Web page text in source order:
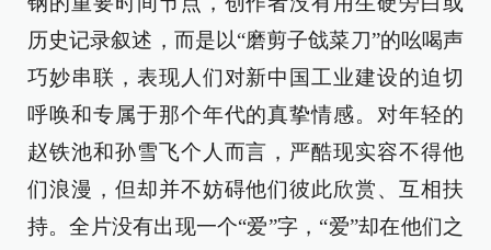
历史记录叙述，而是以“磨剪子戗菜刀”的吆喝声
巧妙串联，表现人们对新中国工业建设的迫切
呼唤和专属于那个年代的真挚情感。对年轻的
赵铁池和孙雪飞个人而言，严酷现实容不得他
们浪漫，但却并不妨碍他们彼此欣赏、互相扶
持。全片没有出现一个“爱”字，“爱”却在他们之